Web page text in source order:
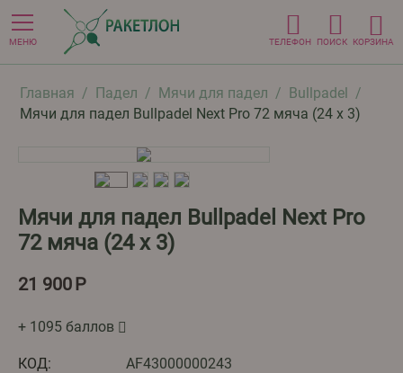
МЕНЮ ТЕЛЕФОН ПОИСК КОРЗИНА
Главная / Падел / Мячи для падел / Bullpadel /
Мячи для падел Bullpadel Next Pro 72 мяча (24 x 3)
Мячи для падел Bullpadel Next Pro
72 мяча (24 x 3)
21 900Р
+ 1095 баллов
КОД:
AF43000000243